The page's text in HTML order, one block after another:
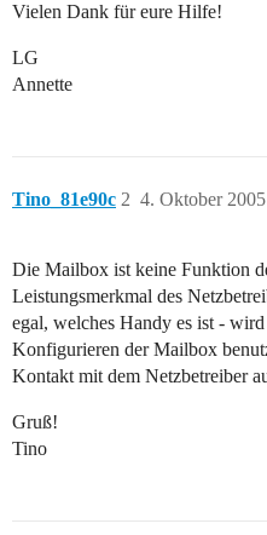
Vielen Dank für eure Hilfe!
LG
Annette
Tino_81e90c 4. Oktober
2
Die Mailbox ist keine Funktion
Leistungsmerkmal des
egal, welches Handy es ist -
Konfigurieren der Mailbox
Kontakt mit dem Netzbetreiber
Gruß!
Tino